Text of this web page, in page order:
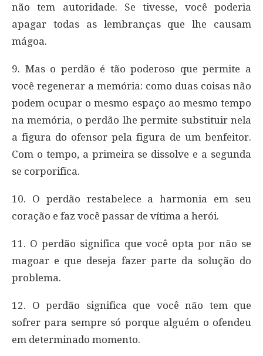
não tem autoridade. Se tivesse, você poderia
apagar todas as lembranças que lhe causam
mágoa.
9. Mas o perdão é tão poderoso que permite a
você regenerar a memória: como duas coisas não
podem ocupar o mesmo espaço ao mesmo tempo
na memória, o perdão lhe permite substituir nela
a figura do ofensor pela figura de um benfeitor.
Com o tempo, a primeira se dissolve e a segunda
se corporifica.
10. O perdão restabelece a harmonia em seu
coração e faz você passar de vítima a herói.
11. O perdão significa que você opta por não se
magoar e que deseja fazer parte da solução do
problema.
12. O perdão significa que você não tem que
sofrer para sempre só porque alguém o ofendeu
em determinado momento.